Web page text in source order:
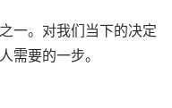
一。对我们当下的决定
需要的一步。